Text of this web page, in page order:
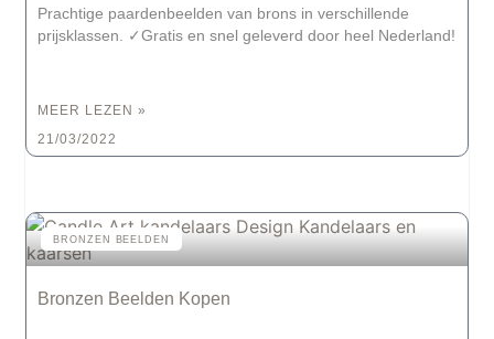
Prachtige paardenbeelden van brons in verschillende
prijsklassen. ✓Gratis en snel geleverd door heel Nederland!
MEER LEZEN »
21/03/2022
BRONZEN BEELDEN
Bronzen Beelden Kopen